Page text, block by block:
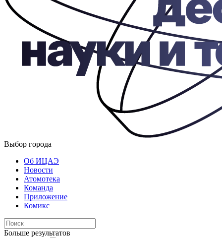
Выбор города
Об ИЦАЭ
Новости
Атомотека
Команда
Приложение
Комикс
Больше результатов